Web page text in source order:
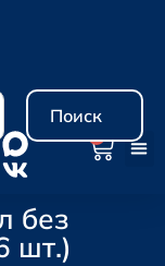
Поиск
без
шт.)